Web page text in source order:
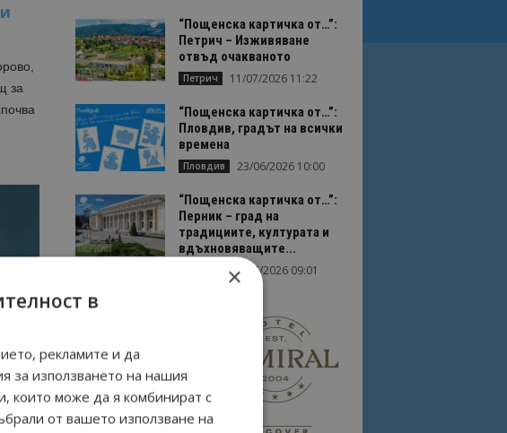
за
“Пощенска картичка от…”:
Петрич – Изживяване
отвъд очакваното
Петрич 11/07/2026 11:22
“Пощенска картичка от…”:
Пловдив, градът на всички
времена
Пловдив 23/06/2026 10:00
“Пощенска картичка от…”:
Перник – град на
традициите, културата и
вдъхновяващите...
17/06/2026 09:01
×
в
рекламите и да
за използването на нашия
които може да я комбинират с
от вашето използване на